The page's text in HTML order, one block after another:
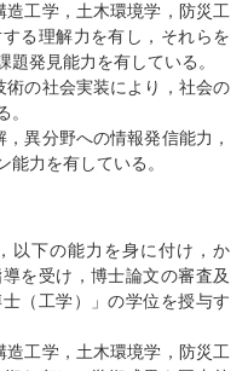
造工学，土木環境学，防災工
る理解力を有し，それらを
発見能力を有している。
術の社会実装により，社会の
異分野への情報発信能力，
能力を有している。
以下の能力を身に付け，か
を受け，博士論文の審査及
（工学）」の学位を授与す
造工学，土木環境学，防災工